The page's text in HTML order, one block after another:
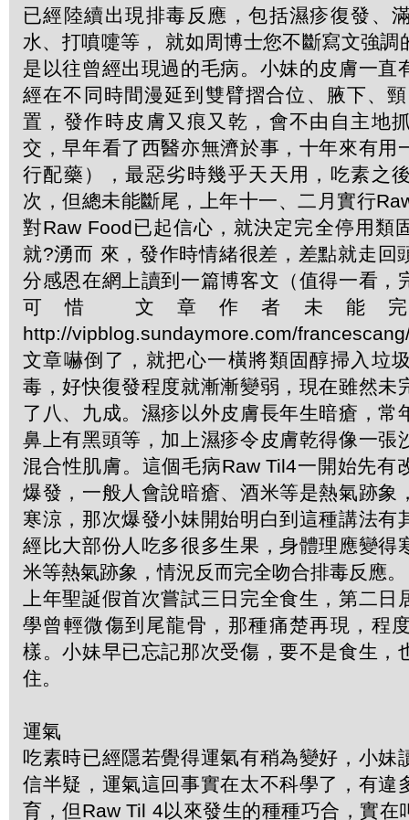
已經陸續出現排毒反應，包括濕疹復發、
水、打噴嚏等， 就如周博士您不斷寫文強調
是以往曾經出現過的毛病。小妹的皮膚一直
經在不同時間漫延到雙臂摺合位、腋下、
置，發作時皮膚又痕又乾，會不由自主地
交，早年看了西醫亦無濟於事，十年來有用
行配藥），最惡劣時幾乎天天用，吃素之
次，但總未能斷尾，上年十一、二月實行
對Raw Food已起信心，就決定完全停用類
就?湧而 來，發作時情緒很差，差點就走回
分感恩在網上讀到一篇博客文（值得一看，
可惜 文章作者未能
http://vipblog.sundaymore.com/
文章嚇倒了，就把心一橫將類固醇掃入垃
毒，好快復發程度就漸漸變弱，現在雖然未
了八、九成。濕疹以外皮膚長年生暗瘡，常
鼻上有黑頭等，加上濕疹令皮膚乾得像一張
混合性肌膚。這個毛病Raw Til4一開始先有
爆發，一般人會說暗瘡、酒米等是熱氣跡象
寒涼，那次爆發小妹開始明白到這種講法有
經比大部份人吃多很多生果，身體理應變得
米等熱氣跡象，情況反而完全吻合排毒反應。
上年聖誕假首次嘗試三日完全食生，第二日
學曾輕微傷到尾龍骨，那種痛楚再現，程
樣。小妹早已忘記那次受傷，要不是食生，
住。
運氣
吃素時已經隱若覺得運氣有稍為變好，小妹
信半疑，運氣這回事實在太不科學了，有違
育，但Raw Til 4以來發生的種種巧合，實在